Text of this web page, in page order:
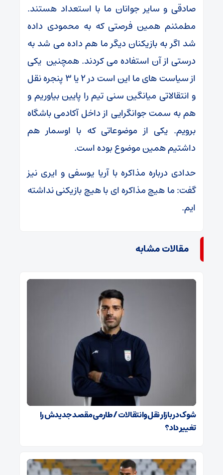
صادقی و سایر جوانان ما با استعداد هستند.
مطمئنم همین فرصتی که به محمودی داده
شد اگر به بازیکنان دیگر ما هم داده می شد به
درستی از آن استفاده می کردند. همچنین یکی
از سیاست های ما این است در ۲ یا ۳ پنجره نقل
و انتقالاتی میانگین سنی تیم را پایین بیاوریم و
هم به سمت جوانگرایی از داخل آکادمی باشگاه
برویم. یکی از موضوعاتی که با اوسمار هم
داشتیم همین موضوع بوده است.
حدادی درباره مذاکره با آریا یوسفی و ایری نیز
گفت: ما هیچ مذاکره ای با هیچ بازیکنی نداشته
ایم.
مقالات مشابه
شوک در بازار نقل‌وانتقالات / طارمی مقصد جدیدش را
تغییر داد؟